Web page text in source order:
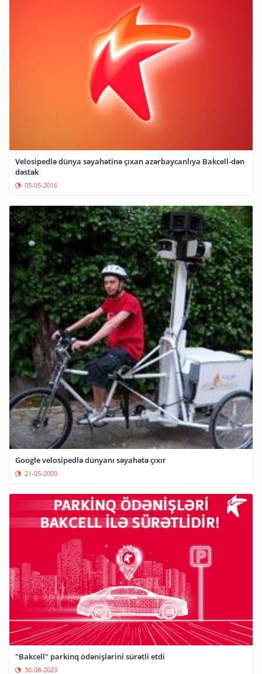
Velosipedlə dünya səyahətinə çıxan azərbaycanlıya Bakcell-dən
dəstək
05-05-2016
Google velosipedlə dünyanı səyahətə çıxır
21-05-2009
"Bakcell" parkinq ödənişlərini sürətli etdi
30-08-2023